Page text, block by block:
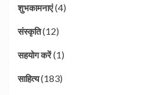
शुभकामनाएं(4)
संस्कृति(12)
सहयोग करें(1)
साहित्य(183)